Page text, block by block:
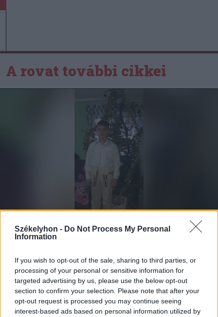
Székelyhon - Do Not Process My Personal
Information
If you wish to opt-out of the sale, sharing to third parties, or
processing of your personal or sensitive information for
targeted advertising by us, please use the below opt-out
section to confirm your selection. Please note that after your
opt-out request is processed you may continue seeing
interest-based ads based on personal information utilized by
A rovat további cikkei
Egyedi műcsonttal mentették meg
Attila lábát – így alakul a
gernyeszegi fiú gyógyulása